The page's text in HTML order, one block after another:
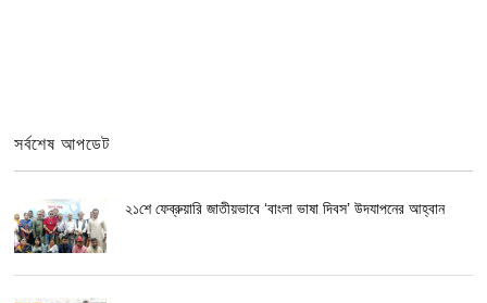
সর্বশেষ আপডেট
২১শে ফেব্রুয়ারি জাতীয়ভাবে ‘বাংলা ভাষা দিবস’ উদযাপনের আহ্বান